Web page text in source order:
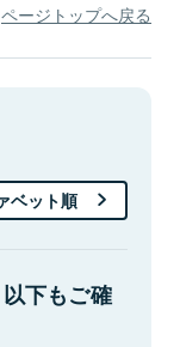
ページトップへ戻る
ベット順
下もご確